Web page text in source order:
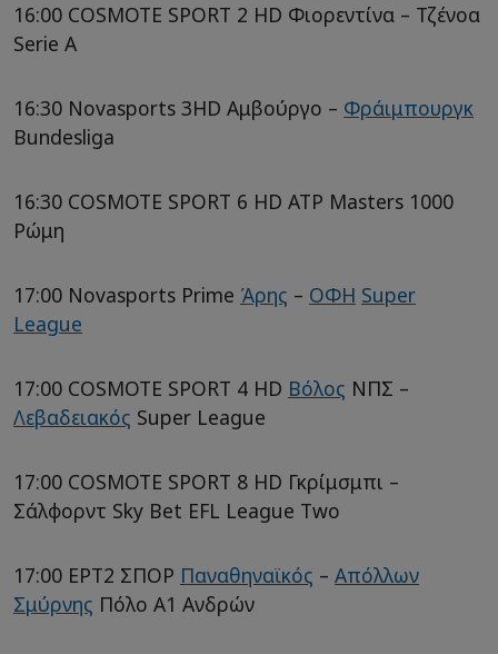
16:00 COSMOTE SPORT 2 HD Φιορεντίνα – Τζένοα
Serie A
16:30 Novasports 3HD Αμβούργο – Φράιμπουργκ
Bundesliga
16:30 COSMOTE SPORT 6 HD ATP Masters 1000
Ρώμη
17:00 Novasports Prime Άρης – ΟΦΗ Super
League
17:00 COSMOTE SPORT 4 HD Βόλος ΝΠΣ –
Λεβαδειακός Super League
17:00 COSMOTE SPORT 8 HD Γκρίμσμπι –
Σάλφορντ Sky Bet EFL League Two
17:00 ΕΡΤ2 ΣΠΟΡ Παναθηναϊκός – Απόλλων
Σμύρνης Πόλο Α1 Ανδρών